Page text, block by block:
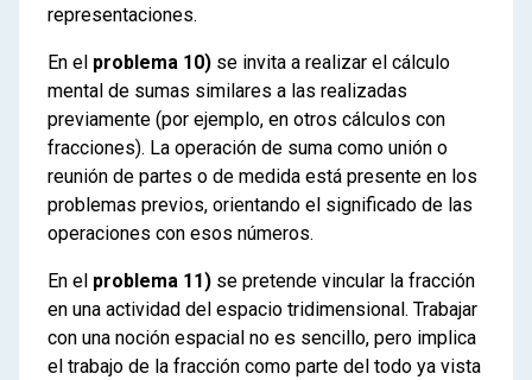
representaciones.
En el problema 10) se invita a realizar el cálculo
mental de sumas similares a las realizadas
previamente (por ejemplo, en otros cálculos con
fracciones). La operación de suma como unión o
reunión de partes o de medida está presente en los
problemas previos, orientando el significado de las
operaciones con esos números.
En el problema 11) se pretende vincular la fracción
en una actividad del espacio tridimensional. Trabajar
con una noción espacial no es sencillo, pero implica
el trabajo de la fracción como parte del todo ya vista